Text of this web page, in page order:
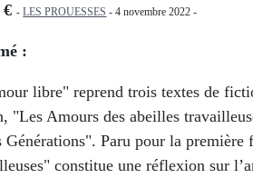
€ -LES PROUESSES - 4 novembre 2022 -
:
libre" reprend trois textes de
"Les Amours des abeilles
Générations". Paru pour la
constitue une réflexion sur